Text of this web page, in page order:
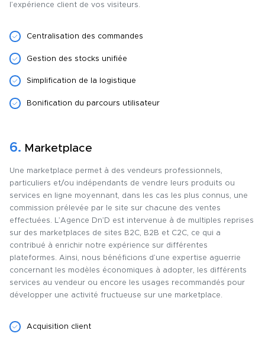
l’expérience client de vos visiteurs.
Centralisation des commandes
Gestion des stocks unifiée
Simplification de la logistique
Bonification du parcours utilisateur
6. Marketplace
Une marketplace permet à des vendeurs professionnels,
particuliers et/ou indépendants de vendre leurs produits ou
services en ligne moyennant, dans les cas les plus connus, une
commission prélevée par le site sur chacune des ventes
effectuées. L’Agence Dn’D est intervenue à de multiples reprises
sur des marketplaces de sites B2C, B2B et C2C, ce qui a
contribué à enrichir notre expérience sur différentes
plateformes. Ainsi, nous bénéficions d’une expertise aguerrie
concernant les modèles économiques à adopter, les différents
services au vendeur ou encore les usages recommandés pour
développer une activité fructueuse sur une marketplace.
Acquisition client